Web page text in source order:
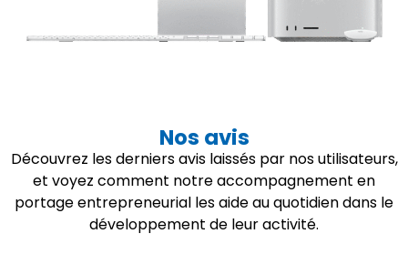
Nos avis
Découvrez les derniers avis laissés par nos utilisateurs,
et voyez comment notre accompagnement en
portage entrepreneurial les aide au quotidien dans le
développement de leur activité.